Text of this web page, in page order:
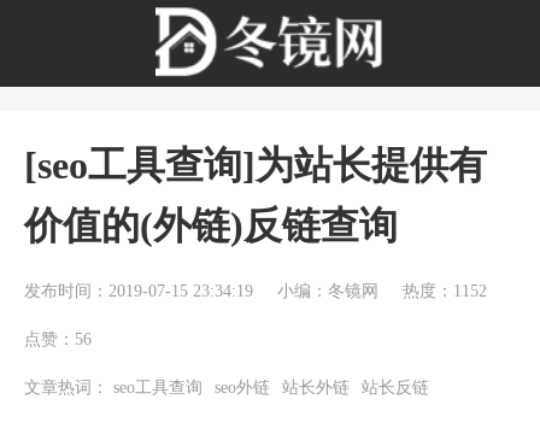
[seo工具查询]为站长提供有
价值的(外链)反链查询
发布时间：2019-07-15 23:34:19 小编：冬镜网 热度：1152
点赞：56
文章热词： seo工具查询 seo外链 站长外链 站长反链